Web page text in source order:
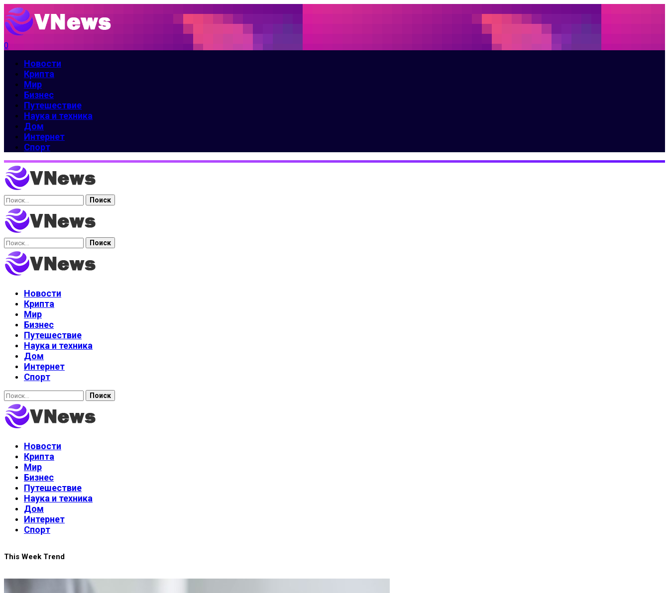
0
Новости
Крипта
Мир
Бизнес
Путешествие
Наука и техника
Дом
Интернет
Спорт
Найти:
Найти:
Новости
Крипта
Мир
Бизнес
Путешествие
Наука и техника
Дом
Интернет
Спорт
Найти:
Новости
Крипта
Мир
Бизнес
Путешествие
Наука и техника
Дом
Интернет
Спорт
This Week Trend